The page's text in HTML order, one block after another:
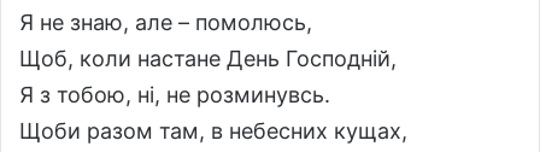
Я не знаю, але – помолюсь,
Щоб, коли настане День Господній,
Я з тобою, ні, не розминувсь.
Щоби разом там, в небесних кущах,